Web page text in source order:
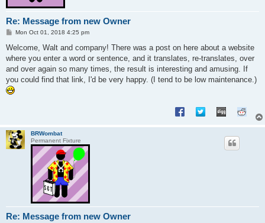
Re: Message from new Owner
P
s
Mon Oct 01, 2018 4:25 pm
Welcome, Walt and company! There was a post on here about a website
where you enter a word or sentence, and it translates, re-translates, over
and over again so many times, the result is interesting and amusing. If
you could find that link, I'd be very happy. (I tend to be low maintenance.)
BRWombat
Permanent Fixture
Re: Message from new Owner